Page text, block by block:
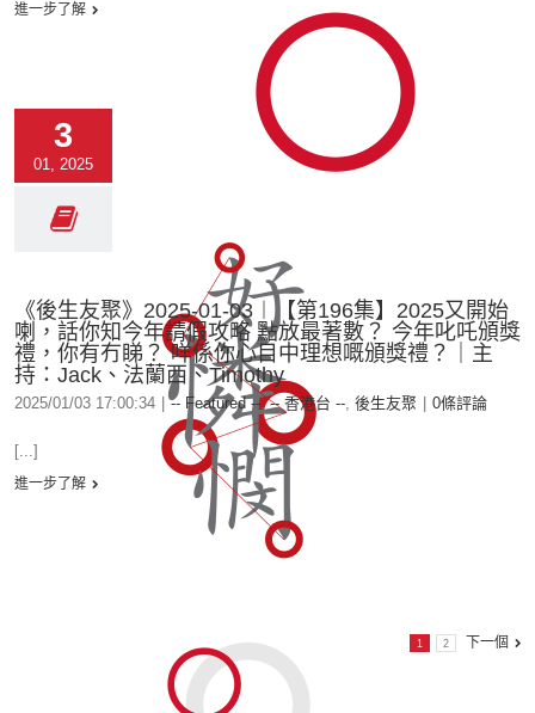
進一步了解
3
01, 2025
《後生友聚》2025-01-03︱【第196集】2025又開始
喇，話你知今年請假攻略 點放最著數？ 今年叱吒頒獎
禮，你有冇睇？ 咩係你心目中理想嘅頒獎禮？｜主
持：Jack、法蘭西、Timothy
2025/01/03 17:00:34 -- Featured --,-- 香港台 --, 後生友聚 0條評論
[...]
進一步了解
1 2 下一個